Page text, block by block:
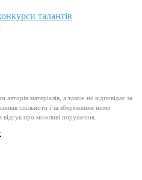
талантів
матеріалів, а також не відповідає за
спільноти і за збереження ними
відгук про можливі порушення.